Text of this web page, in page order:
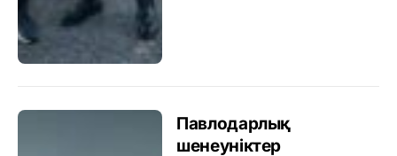
Павлодарлық
шенеуніктер